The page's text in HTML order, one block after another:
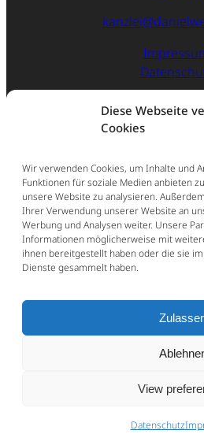
Diese Webseite
Cookies
Wir verwenden Cookies, um Inhalte und
Funktionen für soziale Medien anbieten
unsere Website zu analysieren.
Ihrer Verwendung unserer Website an
Werbung und Analysen weiter. Unsere
Informationen möglicherweise mit
ihnen bereitgestellt haben oder die sie
Dienste gesammelt haben.
View
Datenschutz